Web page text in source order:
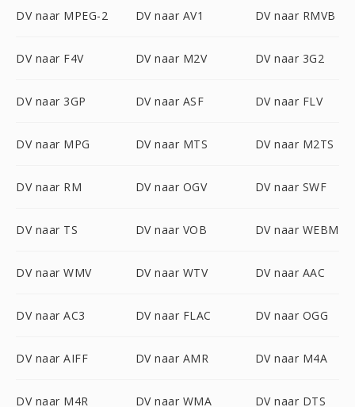
DV naar MPEG-2 DV naar AV1 DV naar RMVB
DV naar F4V DV naar M2V DV naar 3G2
DV naar 3GP DV naar ASF DV naar FLV
DV naar MPG DV naar MTS DV naar M2TS
DV naar RM DV naar OGV DV naar SWF
DV naar TS DV naar VOB DV naar WEBM
DV naar WMV DV naar WTV DV naar AAC
DV naar AC3 DV naar FLAC DV naar OGG
DV naar AIFF DV naar AMR DV naar M4A
DV naar M4R DV naar WMA DV naar DTS